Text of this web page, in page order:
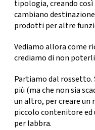
tipologia, creando così
cambiano
prodotti per altre
Vediamo allora come
crediamo di non
Partiamo dal rossetto.
più (ma che non sia
un altro, per creare un
piccolo contenitore
per labbra.